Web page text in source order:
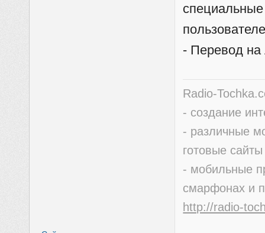
- Перевод на
Radio-
- создание
- различные
готовые
- мобильные
смарфонах и
http://radio-